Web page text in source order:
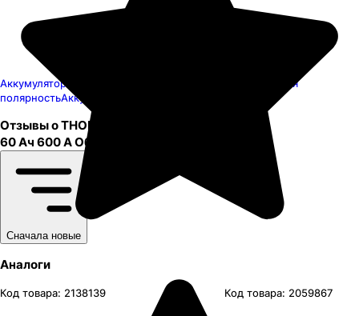
Аккумуляторы THOR 60 Ач
Аккумуляторы THOR Обратная
полярностьАккумуляторы THOR 56219-smf-4
Отзывы оTHOR
60 Ач 600 А Обратная полярность
Сначала новые
Аналоги
Код товара: 2138139 Код товара: 2059867